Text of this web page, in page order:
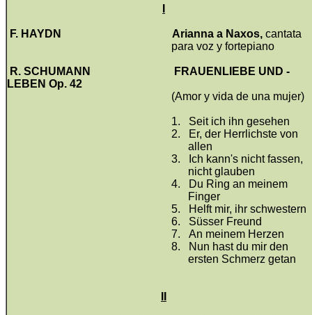
F. HAYDN Arianna a Naxos, cantata
para voz y fortepiano
R. SCHUMANN
FRAUENLIEBE UND -
LEBEN Op. 42
(Amor y vida de una mujer)
1.
Seit ich ihn gesehen
2.
Er, der Herrlichste von
allen
3.
Ich kann's nicht fassen,
nicht glauben
4.
Du Ring an meinem
Finger
5.
Helft mir, ihr schwestern
6.
Süsser Freund
7.
An meinem Herzen
8.
Nun hast du mir den
ersten Schmerz getan